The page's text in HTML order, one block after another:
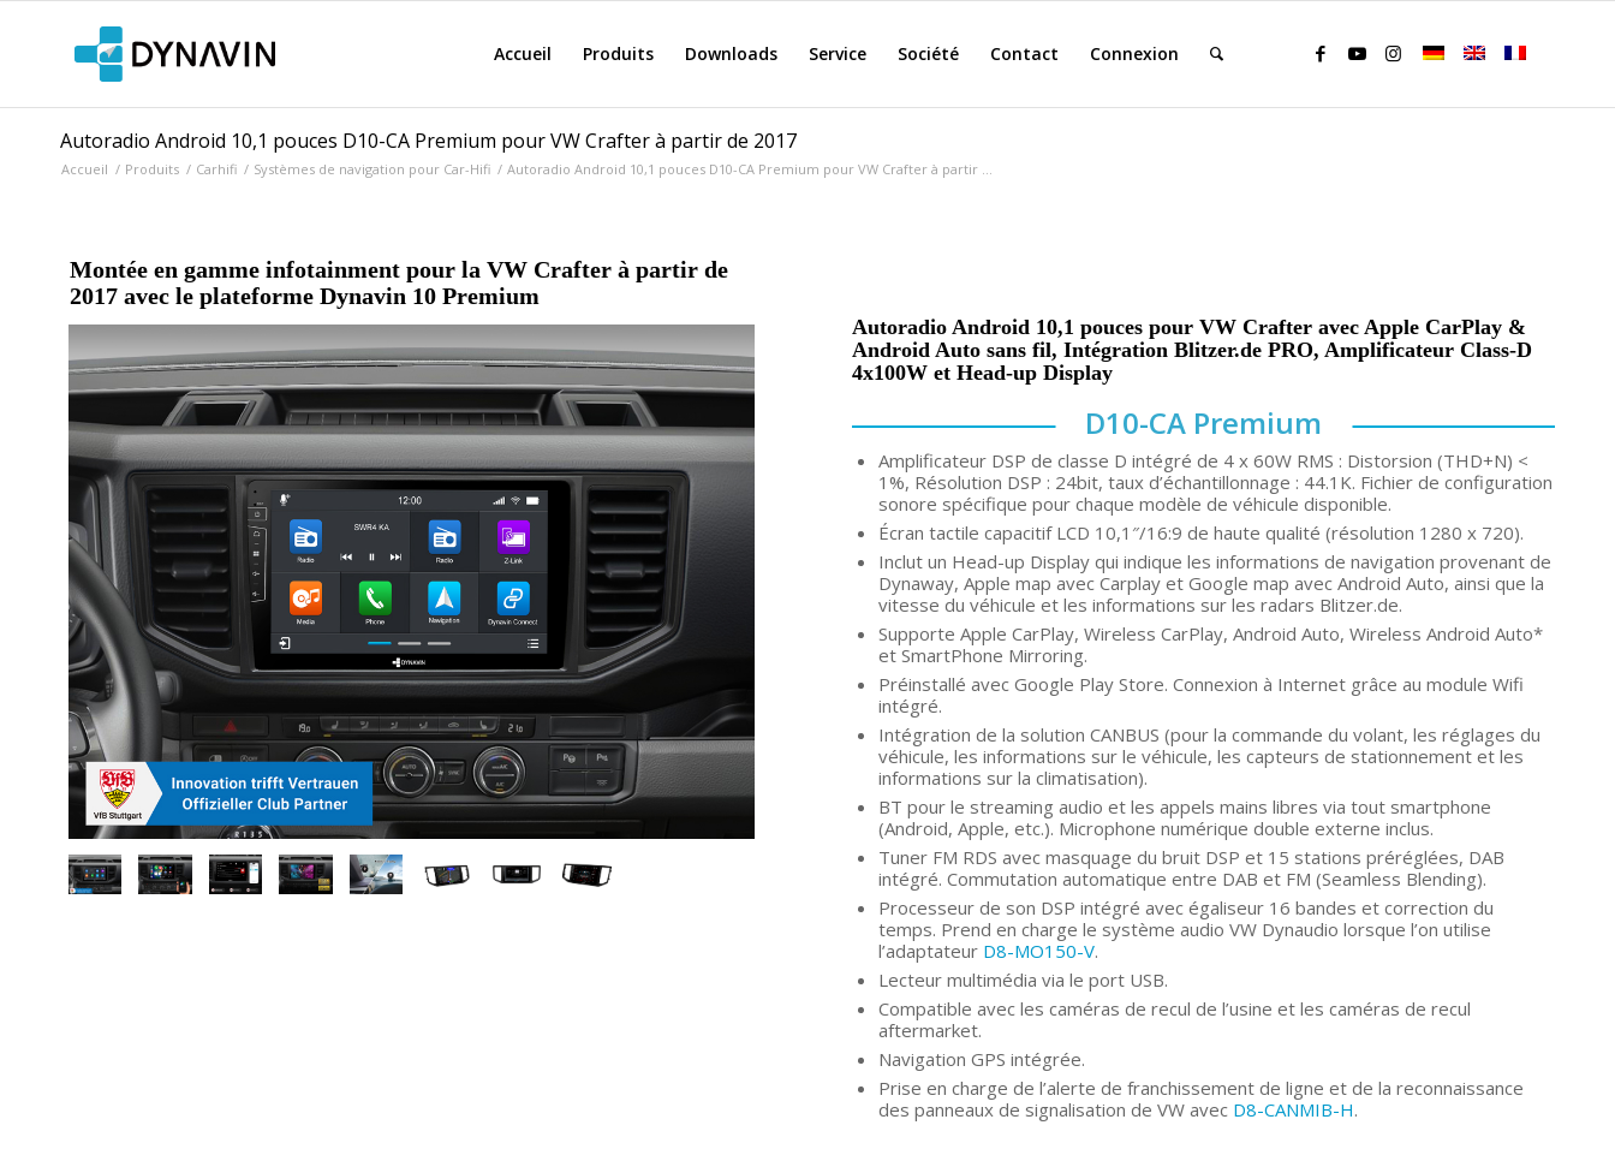
Accueil Produits Downloads Service Société Contact Connexion
Autoradio Android 10,1 pouces D10-CA Premium pour VW Crafter à partir de 2017
Accueil / Produits / Carhifi / Systèmes de navigation pour Car-Hifi / Autoradio Android 10,1 pouces D10-CA Premium pour VW Crafter à partir ...
Montée en gamme infotainment pour la VW Crafter à partir de
2017 avec le plateforme Dynavin 10 Premium
Autoradio Android 10,1 pouces pour VW Crafter avec Apple CarPlay &
Android Auto sans fil, Intégration Blitzer.de PRO, Amplificateur Class-D
4x100W et Head-up Display
D10-CA Premium
Amplificateur DSP de classe D intégré de 4 x 60W RMS : Distorsion (THD+N) <
1%, Résolution DSP : 24bit, taux d’échantillonnage : 44.1K. Fichier de configuration
sonore spécifique pour chaque modèle de véhicule disponible.
Écran tactile capacitif LCD 10,1″/16:9 de haute qualité (résolution 1280 x 720).
Inclut un Head-up Display qui indique les informations de navigation provenant de
Dynaway, Apple map avec Carplay et Google map avec Android Auto, ainsi que la
vitesse du véhicule et les informations sur les radars Blitzer.de.
Supporte Apple CarPlay, Wireless CarPlay, Android Auto, Wireless Android Auto*
et SmartPhone Mirroring.
Préinstallé avec Google Play Store. Connexion à Internet grâce au module Wifi
intégré.
Intégration de la solution CANBUS (pour la commande du volant, les réglages du
véhicule, les informations sur le véhicule, les capteurs de stationnement et les
informations sur la climatisation).
BT pour le streaming audio et les appels mains libres via tout smartphone
(Android, Apple, etc.). Microphone numérique double externe inclus.
Tuner FM RDS avec masquage du bruit DSP et 15 stations préréglées, DAB
intégré. Commutation automatique entre DAB et FM (Seamless Blending).
Processeur de son DSP intégré avec égaliseur 16 bandes et correction du
temps. Prend en charge le système audio VW Dynaudio lorsque l’on utilise
l’adaptateur D8-MO150-V.
Lecteur multimédia via le port USB.
Compatible avec les caméras de recul de l’usine et les caméras de recul
aftermarket.
Navigation GPS intégrée.
Prise en charge de l’alerte de franchissement de ligne et de la reconnaissance
des panneaux de signalisation de VW avec D8-CANMIB-H.